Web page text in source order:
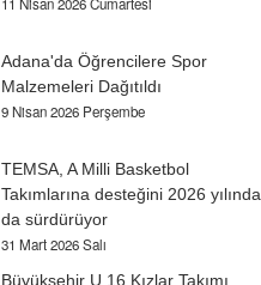
Adana'da Öğrencilere Spor
Malzemeleri Dağıtıldı
9 Nisan 2026 Perşembe
TEMSA, A Milli Basketbol
Takımlarına desteğini 2026 yılında
da sürdürüyor
31 Mart 2026 Salı
Büyükşehir U 16 Kızlar Takımı